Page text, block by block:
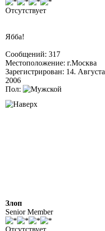
Отсутствует
Ябба!
Сообщений: 317
Местоположение: г.Москва
Зарегистрирован: 14. Августа
2006
Пол:
Злоп
Senior Member
Отсутствует